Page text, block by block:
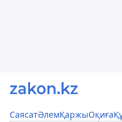
СаясатӘлемҚаржыОқиға